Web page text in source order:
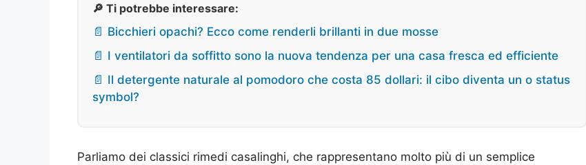
🔎 Ti potrebbe interessare:
📄 Bicchieri opachi? Ecco come renderli brillanti in due mosse
📄 I ventilatori da soffitto sono la nuova tendenza per una casa fresca ed efficiente
📄 Il detergente naturale al pomodoro che costa 85 dollari: il cibo diventa un o status
symbol?
Parliamo dei classici rimedi casalinghi, che rappresentano molto più di un semplice